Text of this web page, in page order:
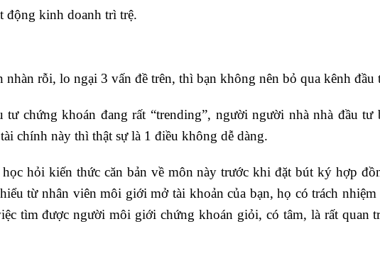
động kinh doanh trì trệ.
nhàn rỗi, lo ngại 3 vấn đề trên, thì bạn không nên bỏ qua kênh đầu
tư chứng khoán đang rất “trending”, người người nhà nhà đầu
chính này thì thật sự là 1 điều không dễ dàng.
hỏi kiến thức căn bản về môn này trước khi đặt bút ký hợp
từ nhân viên môi giới mở tài khoản của bạn, họ có trách
tìm được người môi giới chứng khoán giỏi, có tâm, là rất quan